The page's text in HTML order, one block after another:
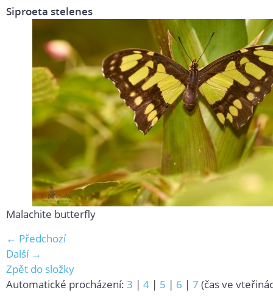
Siproeta stelenes
Malachite butterfly
← Předchozí
Další →
Zpět do složky
Automatické procházení: 3 | 4 | 5 | 6 | 7 (čas ve